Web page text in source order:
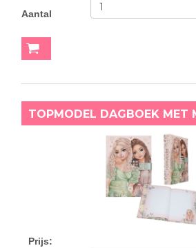
Aantal
Prijs: